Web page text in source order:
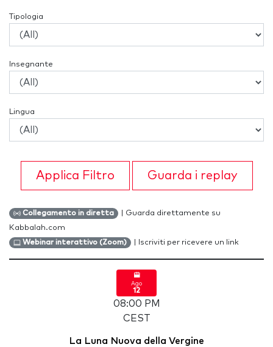
Tipologia
Insegnante
Lingua
Applica Filtro Guarda i replay
Collegamento in diretta
| Guarda direttamente su
Kabbalah.com
Webinar interattivo (Zoom) | Iscriviti per ricevere un link
Ago
12
08:00 PM
CEST
La Luna Nuova della Vergine